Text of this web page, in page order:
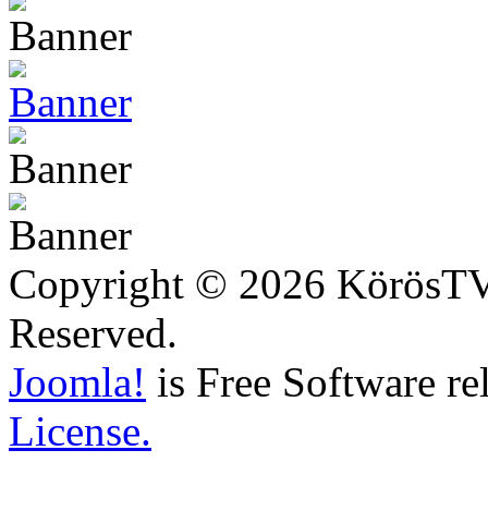
Copyright © 2026
Reserved.
Joomla! is Free Software
License.